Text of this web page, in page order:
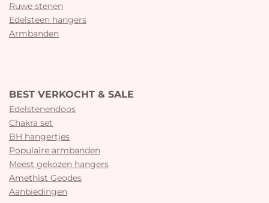
Ruwe stenen
Edelsteen hangers
Armbanden
BEST VERKOCHT & SALE
Edelstenendoos
Chakra set
BH hangertjes
Populaire armbanden
Meest gekozen hangers
Amethist Geodes
Aanbiedingen